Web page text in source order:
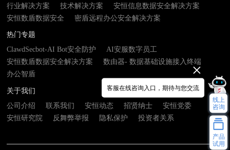
行业解决方案
技术解决方案
安恒信息数据安全解决方案
安恒数盾数据安全
密盾远程办公安全解决方案
热门专题
ClawdSecbot-AI Bot安全防护
AI安服数字员工
安恒数盾数据安全解决方案
数由器- 数据基础设施接入终端
办公智盾
关于我们
公司介绍
联系我们 安恒动态 招贤纳士
安恒党委
安恒研究院
反舞弊举报 隐私保护 投资者关系
客服在线咨询入口，期待与您交流
线上
咨询
产品
试用